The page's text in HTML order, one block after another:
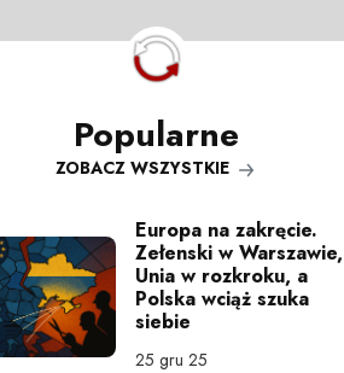
Popularne
ZOBACZ WSZYSTKIE
Europa na zakręcie.
Zełenski w Warszawie,
Unia w rozkroku, a
Polska wciąż szuka
siebie
25 gru 25